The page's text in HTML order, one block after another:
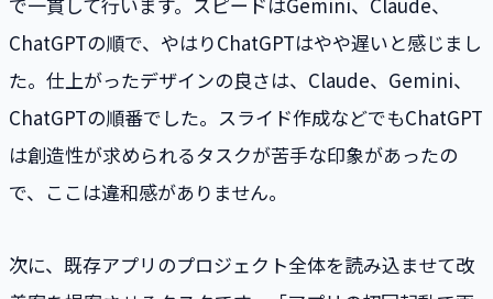
ChatGPTの順で、やはりChatGPTはやや遅いと感じまし
た。仕上がったデザインの良さは、Claude、Gemini、
ChatGPTの順番でした。スライド作成などでもChatGPT
は創造性が求められるタスクが苦手な印象があったの
で、ここは違和感がありません。
次に、既存アプリのプロジェクト全体を読み込ませて改